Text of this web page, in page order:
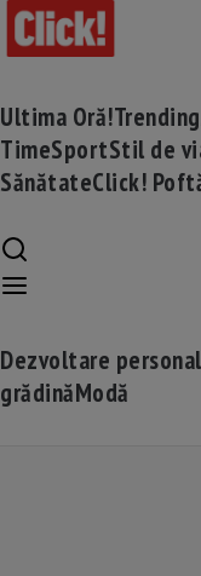
Ultima Oră!Trending
TimeSportStil de
SănătateClick!
Dezvoltare
grădinăModă